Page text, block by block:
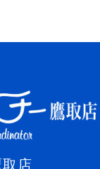
店